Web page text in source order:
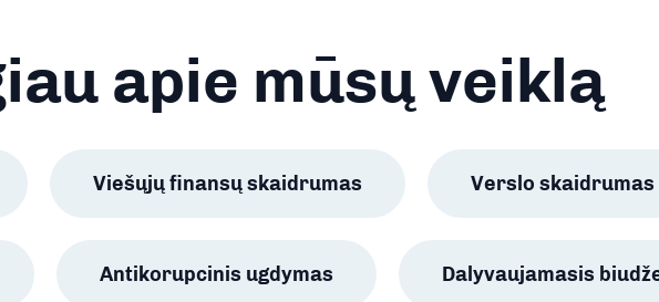
apie mūsų veiklą
Viešųjų finansų skaidrumas Verslo skaidrumas
Antikorupcinis ugdymas Dalyvaujamasis